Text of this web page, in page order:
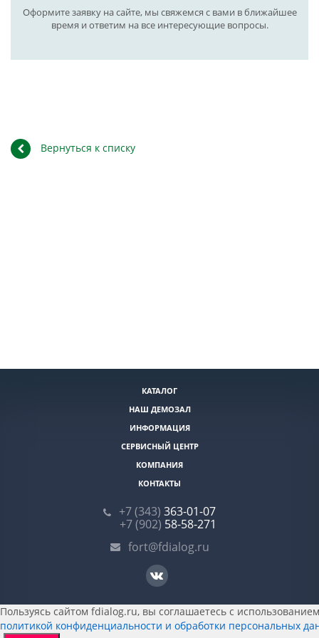
Оформите заявку на сайте, мы свяжемся с вами в ближайшее
время и ответим на все интересующие вопросы.
Вернуться к списку
КАТАЛОГ
НАШ ДЕМОЗАЛ
ИНФОРМАЦИЯ
СЕРВИСНЫЙ ЦЕНТР
КОМПАНИЯ
КОНТАКТЫ
+7 (343) 363-01-07
+7 (902) 58-58-271
fort@fdialog.ru
Пользуясь сайтом fdialog.ru, вы соглашаетесь с
политикой конфиденциальности и обработки персональных